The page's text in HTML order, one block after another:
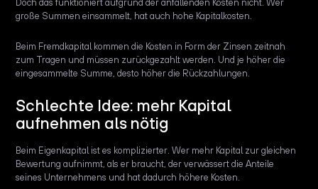
Doch das funktioniert aufgrund der anfallenden Kosten nicht. Wer
große Summen einsammelt, hat auch hohe Kapitalkosten.
Beim Fremdkapital kommen die Kosten in Form der Zinsen zeitnah
zum Tragen und müssen zurückgezahlt werden. Und je höher die
eingesammelte Summe, desto höher die Rückzahlungen.
Schlechte Idee: mehr Kapital
aufnehmen als nötig
Beim Eigenkapital ist es komplizierter. Wer mehr Kapital zur gleichen
Bewertung aufnimmt, als er braucht, der verwässert die Anteile
seines Unternehmens und hat dadurch höhere Kosten.